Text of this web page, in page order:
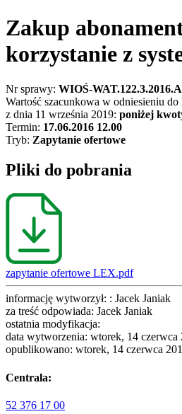
Zakup
korzystanie z
Nr sprawy: WIOŚ-
Wartość szacunkowa w odniesieniu
z dnia 11 września 2019: poniżej
Termin: 17.06.2016 12.00
Tryb: Zapytanie ofertowe
Pliki do pobrania
zapytanie ofertowe LEX.pdf
informację wytworzył: : Jacek Janiak
za treść odpowiada: Jacek Janiak
ostatnia modyfikacja:
data wytworzenia: wtorek, 14 czerwca
opublikowano: wtorek, 14 czerwca
Centrala:
52 376 17 00